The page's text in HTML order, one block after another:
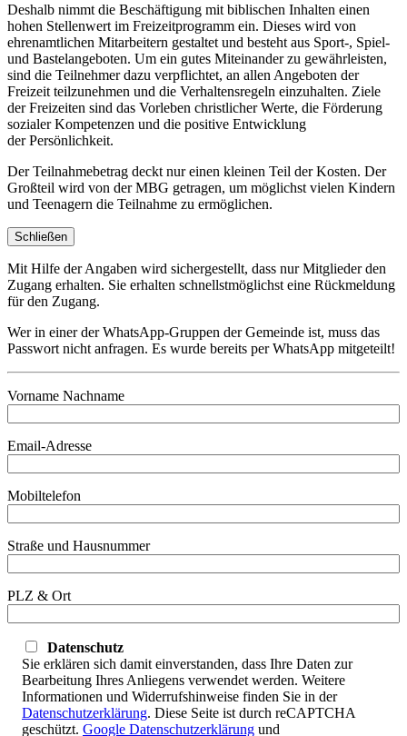
Deshalb nimmt die Beschäftigung mit biblischen Inhalten einen
hohen Stellenwert im Freizeitprogramm ein. Dieses wird von
ehrenamtlichen Mitarbeitern gestaltet und besteht aus Sport-, Spiel-
und Bastelangeboten. Um ein gutes Miteinander zu gewährleisten,
sind die Teilnehmer dazu verpflichtet, an allen Angeboten der
Freizeit teilzunehmen und die Verhaltensregeln einzuhalten. Ziele
der Freizeiten sind das Vorleben christlicher Werte, die Förderung
sozialer Kompetenzen und die positive Entwicklung
der Persönlichkeit.
Der Teilnahmebetrag deckt nur einen kleinen Teil der Kosten. Der
Großteil wird von der MBG getragen, um möglichst vielen Kindern
und Teenagern die Teilnahme zu ermöglichen.
Schließen
Mit Hilfe der Angaben wird sichergestellt, dass nur Mitglieder den
Zugang erhalten. Sie erhalten schnellstmöglichst eine Rückmeldung
für den Zugang.
Wer in einer der WhatsApp-Gruppen der Gemeinde ist, muss das
Passwort nicht anfragen. Es wurde bereits per WhatsApp mitgeteilt!
Vorname Nachname
Email-Adresse
Mobiltelefon
Straße und Hausnummer
PLZ & Ort
Datenschutz
Sie erklären sich damit einverstanden, dass Ihre Daten zur
Bearbeitung Ihres Anliegens verwendet werden. Weitere
Informationen und Widerrufshinweise finden Sie in der
Datenschutzerklärung. Diese Seite ist durch reCAPTCHA
geschützt. Google Datenschutzerklärung und